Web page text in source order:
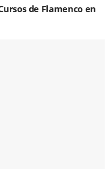
de Flamenco en